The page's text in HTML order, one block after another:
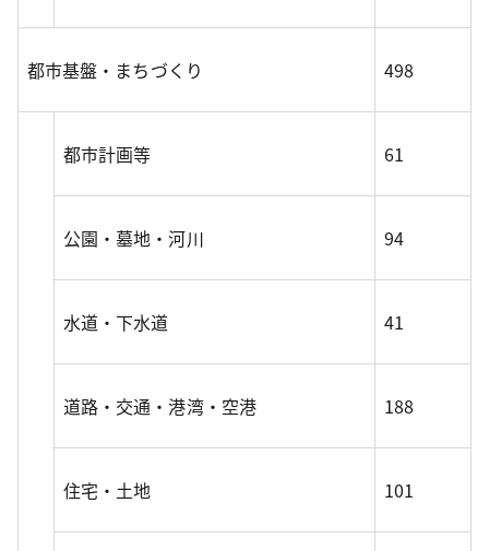
都市基盤・まちづくり 498
都市計画等 61
公園・墓地・河川 94
水道・下水道 41
道路・交通・港湾・空港 188
住宅・土地 101